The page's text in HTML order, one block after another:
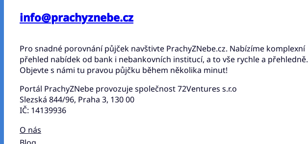
info@prachyznebe.cz
Pro snadné porovnání půjček navštivte PrachyZNebe.cz. Nabízíme komplexní
přehled nabídek od bank i nebankovních institucí, a to vše rychle a přehledně.
Objevte s námi tu pravou půjčku během několika minut!
Portál PrachyZNebe provozuje společnost 72Ventures s.r.o
Slezská 844/96, Praha 3, 130 00
IČ: 14139936
O nás